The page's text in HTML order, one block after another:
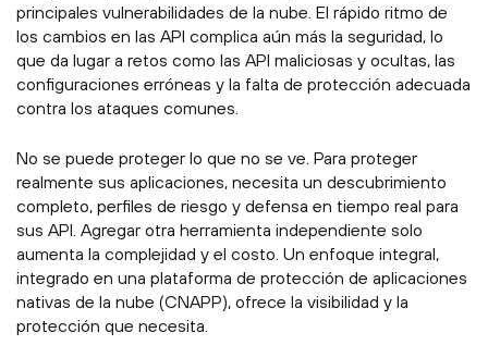
principales vulnerabilidades de la nube. El rápido ritmo de
los cambios en las API complica aún más la seguridad, lo
que da lugar a retos como las API maliciosas y ocultas, las
configuraciones erróneas y la falta de protección adecuada
contra los ataques comunes.
No se puede proteger lo que no se ve. Para proteger
realmente sus aplicaciones, necesita un descubrimiento
completo, perfiles de riesgo y defensa en tiempo real para
sus API. Agregar otra herramienta independiente solo
aumenta la complejidad y el costo. Un enfoque integral,
integrado en una plataforma de protección de aplicaciones
nativas de la nube (CNAPP), ofrece la visibilidad y la
protección que necesita.